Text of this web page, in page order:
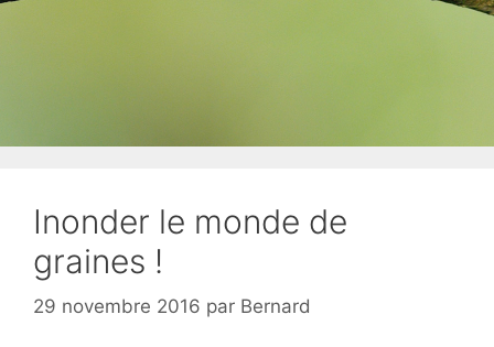
Inonder le monde de
graines !
29 novembre 2016 par Bernard